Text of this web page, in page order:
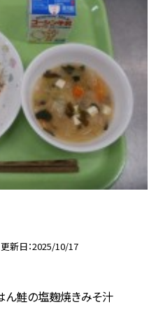
更新日 2025/10/17
ん鮭の塩麹焼きみそ汁